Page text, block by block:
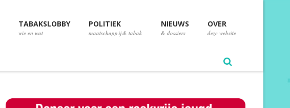
TABAKSLOBBY
wie en wat
POLITIEK
maatschappij & tabak
NIEUWS
& dossiers
OVER
deze website